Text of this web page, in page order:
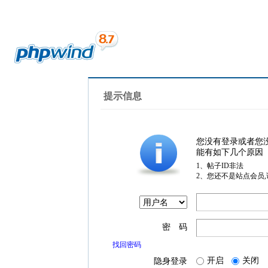
提示信息
您没有登录或者您
能有如下几个原因
1、帖子ID非法
2、您还不是站点会员
密 码
找回密码
隐身登录 开启 关闭